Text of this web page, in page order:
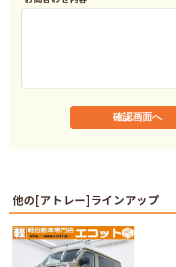
他の[アトレー]ラインアップ